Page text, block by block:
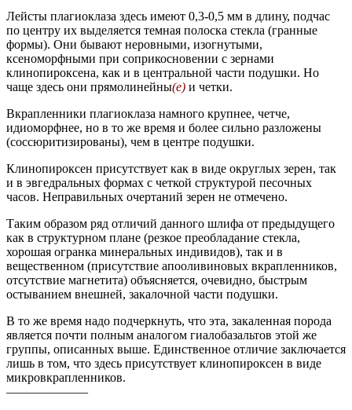
Лейсты плагиоклаза здесь имеют 0,3-0,5 мм в длину, подчас
по центру их выделяется темная полоска стекла (гранные
формы). Они бывают неровными, изогнутыми,
ксеноморфными при соприкосновении с зернами
клинопироксена, как и в центральной части подушки. Но
чаще здесь они прямолинейны(е) и четки.
Вкрапленники плагиоклаза намного крупнее, четче,
идиоморфнее, но в то же время и более сильно разложены
(соссюритизированы), чем в центре подушки.
Клинопироксен присутствует как в виде округлых зерен, так
и в эвгедральных формах с четкой структурой песочных
часов. Неправильных очертаний зерен не отмечено.
Таким образом ряд отличий данного шлифа от предыдущего
как в структурном плане (резкое преобладание стекла,
хорошая огранка минеральных индивидов), так и в
вещественном (присутствие апооливиновых вкрапленников,
отсутствие магнетита) объясняется, очевидно, быстрым
остыванием внешней, закалочной части подушки.
В то же время надо подчеркнуть, что эта, закаленная порода
является почти полным аналогом гиалобазальтов этой же
группы, описанных выше. Единственное отличие заключается
лишь в том, что здесь присутствует клинопироксен в виде
микровкрапленников.
——————–